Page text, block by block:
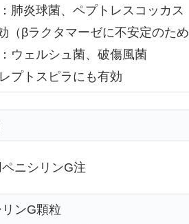
肺炎球菌、ペプトレスコッカス
βラクタマーゼに不安定のため
ウェルシュ菌、破傷風菌
プトスピラにも有効
ニシリンG注
ンG顆粒